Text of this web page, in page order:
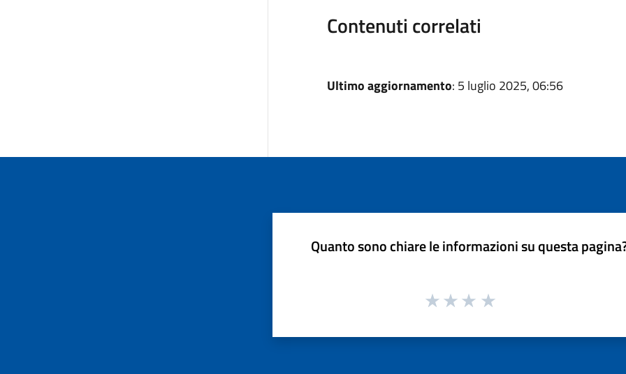
Contenuti correlati
Ultimo aggiornamento: 5 luglio 2025, 06:56
Quanto sono chiare le informazioni su questa